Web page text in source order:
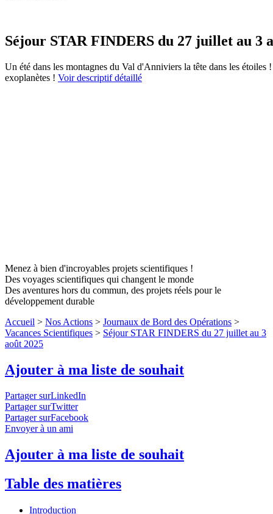
Séjour STAR FINDERS du 27 juillet au 3
Un été dans les montagnes du Val d'Anniviers la tête dans les étoiles
exoplanètes ! Voir descriptif détaillé
Menez à bien d'incroyables projets scientifiques !
Des voyages scientifiques qui changent le monde
Des aventures hors du commun, des projets réels pour le
développement durable
Accueil > Nos Actions > Journaux de Bord des Opérations >
Vacances Scientifiques > Séjour STAR FINDERS du 27 juillet au 3
août 2025
Ajouter à ma liste de souhait
Partager surLinkedIn
Partager surTwitter
Partager surFacebook
Envoyer à un ami
Ajouter à ma liste de souhait
Table des matières
Introduction